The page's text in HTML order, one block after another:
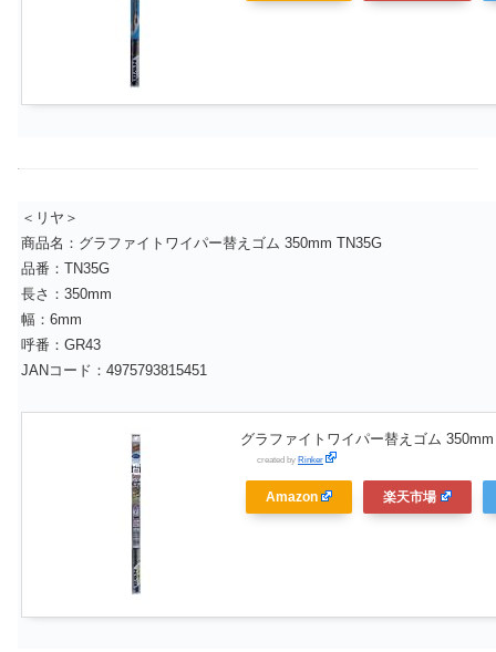
＜リヤ＞
商品名：グラファイトワイパー替えゴム 350mm TN35G
品番：TN35G
長さ：350mm
幅：6mm
呼番：GR43
JANコード：4975793815451
グラファイトワイパー替えゴム
created by Rinker
Amazon 楽天市場